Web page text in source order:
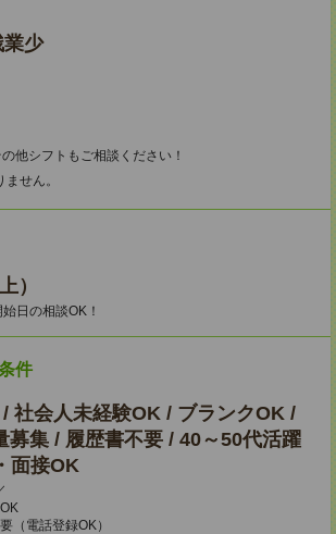
業少
他シフトもご相談ください！
せん。
）
日の相談OK！
件
社会人未経験OK / ブランクOK /
募集 / 履歴書不要 / 40～50代活躍
面接OK
（電話登録OK）